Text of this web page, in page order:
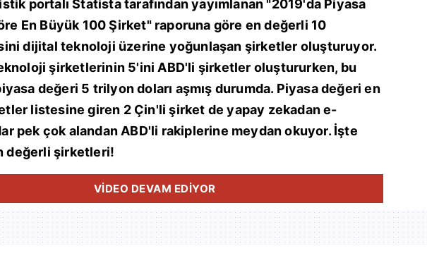
portalı Statista tarafından yayımlanan "2019'da Piyasa
En Büyük 100 Şirket" raporuna göre en değerli 10
dijital teknoloji üzerine yoğunlaşan şirketler oluşturuyor.
şirketlerinin 5'ini ABD'li şirketler oluştururken, bu
değeri 5 trilyon doları aşmış durumda. Piyasa değeri en
listesine giren 2 Çin'li şirket de yapay zekadan e-
pek çok alandan ABD'li rakiplerine meydan okuyor. İşte
değerli şirketleri!
VİDEO DEVAM EDİYOR